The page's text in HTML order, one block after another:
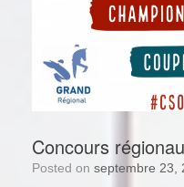
Concours
Posted on septembre 23,